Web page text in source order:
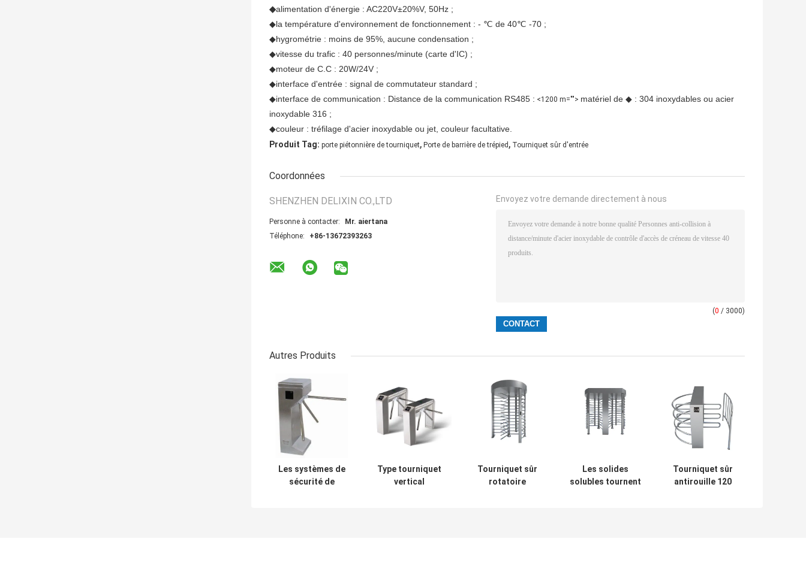
◆alimentation d'énergie : AC220V±20%V, 50Hz ;
◆la température d'environnement de fonctionnement : - ℃ de 40℃ -70 ;
◆hygrométrie : moins de 95%, aucune condensation ;
◆vitesse du trafic : 40 personnes/minute (carte d'IC) ;
◆moteur de C.C : 20W/24V ;
◆interface d'entrée : signal de commutateur standard ;
◆interface de communication : Distance de la communication RS485 : <1200 m=""> matériel de ◆ : 304 inoxydables ou acier
inoxydable 316 ;
◆couleur : tréfilage d'acier inoxydable ou jet, couleur facultative.
Produit Tag: porte piétonnière de tourniquet, Porte de barrière de trépied , Tourniquet sûr d'entrée
Coordonnées
SHENZHEN DELIXIN CO.,LTD
Personne à contacter:
Mr. aiertana
Téléphone:
+86-13672393263
Envoyez votre demande directement à nous
(0 / 3000)
Autres Produits
Les systèmes de
sécurité de
Type tourniquet
vertical
Tourniquet sûr
rotatoire
Les solides
solubles tournent
Tourniquet sûr
antirouille 120